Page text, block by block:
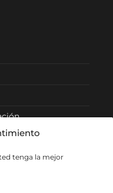
tenga la mejor